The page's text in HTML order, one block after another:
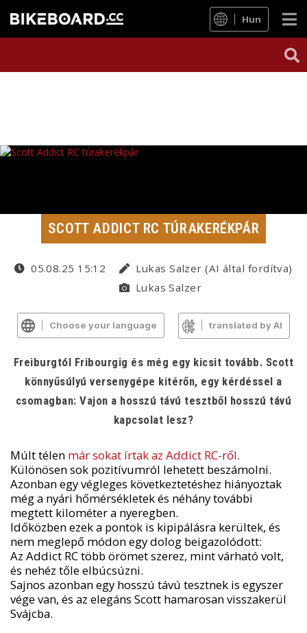
Hun
SCOTT ADDICT RC TÚRAKERÉKPÁR
05.08.25 15:12
Lukas Salzer (AI által fordítva)
Lukas Salzer
Choose your language translated by AI
Freiburgtól Fribourgig és még egy kicsit tovább. Scott
könnyűsúlyú versenygépe kitérőn, egy kérdéssel a
csomagban: Vajon a hosszú távú tesztből hosszú távú
kapcsolat lesz?
Múlt télen már sokat írtak az Addict RC-ről.
Különösen sok pozitívumról lehetett beszámolni.
Azonban egy végleges következtetéshez hiányoztak
még a nyári hőmérsékletek és néhány további
megtett kilométer a nyeregben.
Időközben ezek a pontok is kipipálásra kerültek, és
nem meglepő módon egy dolog beigazolódott:
Az Addict RC több örömet szerez, mint várható volt,
és nehéz tőle elbúcsúzni.
Sajnos azonban egy hosszú távú tesztnek is egyszer
vége van, és az elegáns Scott hamarosan visszakerül
Svájcba.